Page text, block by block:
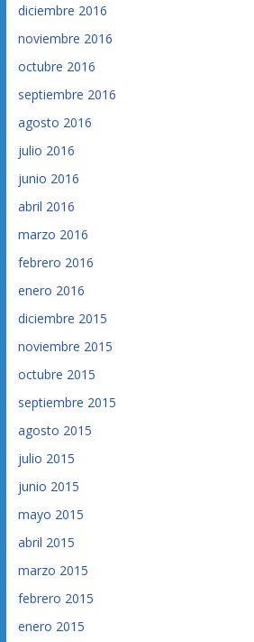
diciembre 2016
noviembre 2016
octubre 2016
septiembre 2016
agosto 2016
julio 2016
junio 2016
abril 2016
marzo 2016
febrero 2016
enero 2016
diciembre 2015
noviembre 2015
octubre 2015
septiembre 2015
agosto 2015
julio 2015
junio 2015
mayo 2015
abril 2015
marzo 2015
febrero 2015
enero 2015